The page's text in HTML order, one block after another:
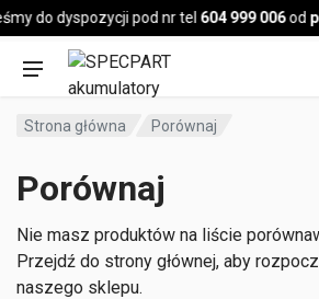
do dyspozycji pod nr tel 604 999 006od
Pojazd
Strona główna Porównaj
Porównaj
Nie masz produktów na liście
Przejdź do strony głównej, aby
naszego sklepu.